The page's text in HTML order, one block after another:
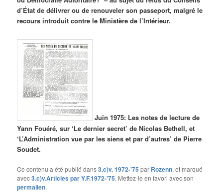
d’État de délivrer ou de renouveler son passeport, malgré le
recours introduit contre le Ministère de l’Intérieur.
Juin 1975: Les notes de lecture de
Yann Fouéré, sur ‘Le dernier secret’ de Nicolas Bethell, et
‘L’Administration vue par les siens et par d’autres’ de Pierre
Soudet.
Ce contenu a été publié dans3.c)v. 1972-'75 par Rozenn, et marqué
avec3.c)v.Articles par Y.F.1972-'75. Mettez-le en favori avec son
permalien.